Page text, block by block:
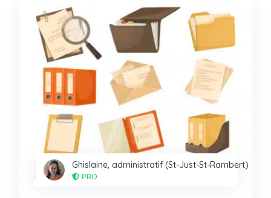
Ghislaine, administratif (St-Just-St-Rambert)
PRO